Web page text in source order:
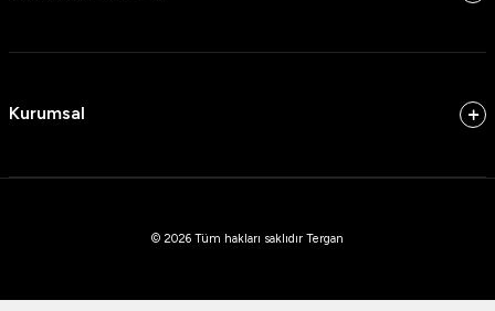
Kurumsal
© 2026 Tüm hakları saklıdır Tergan